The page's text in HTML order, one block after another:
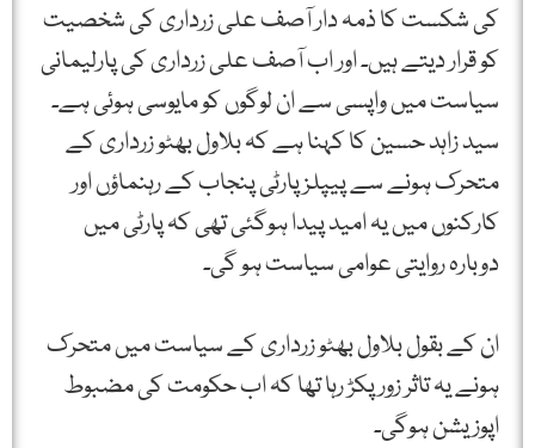
کی شکست کا ذمہ دار آصف علی زرداری کی شخصیت
کو قرار دیتے ہیں۔ اور اب آصف علی زرداری کی پارلیمانی
سیاست میں واپسی سے ان لوگوں کو مایوسی ہوئی ہے۔
سید زاہد حسین کا کہنا ہے کہ بلاول بھٹو زرداری کے
متحرک ہونے سے پیپلز پارٹی پنجاب کے رہنماؤں اور
کارکنوں میں یہ امید پیدا ہوگئی تھی کہ پارٹی میں
دوبارہ روایتی عوامی سیاست ہو گی۔
ان کے بقول بلاول بھٹو زرداری کے سیاست میں متحرک
ہونے یہ تاثر زور پکڑ رہا تھا کہ اب حکومت کی مضبوط
اپوزیشن ہوگی۔